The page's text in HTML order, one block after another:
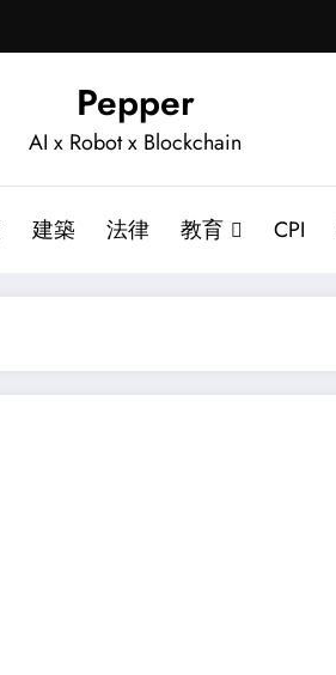
Pepper
AI x Robot x Blockchain
建築 法律 教育 CPI